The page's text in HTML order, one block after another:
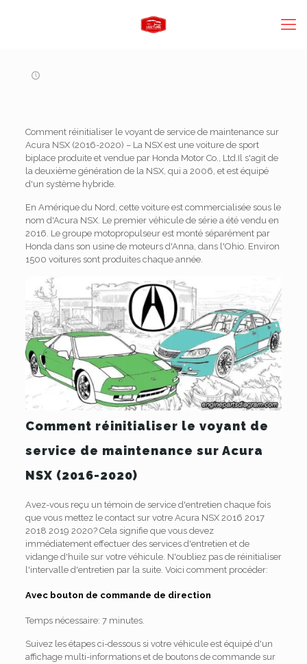
Comment réinitialiser le voyant de service de maintenance sur
Acura NSX (2016-2020) – La NSX est une voiture de sport
biplace produite et vendue par Honda Motor Co., Ltd.Il s'agit de
la deuxième génération de la NSX, qui a 2006, et est équipé
d'un système hybride.
En Amérique du Nord, cette voiture est commercialisée sous le
nom d'Acura NSX. Le premier véhicule de série a été vendu en
2016. Le groupe motopropulseur est monté séparément par
Honda dans son usine de moteurs d'Anna, dans l'Ohio. Environ
1500 voitures sont produites chaque année.
Comment réinitialiser le voyant de
service de maintenance sur Acura
NSX (2016-2020)
Avez-vous reçu un témoin de service d'entretien chaque fois
que vous mettez le contact sur votre Acura NSX 2016 2017
2018 2019 2020? Cela signifie que vous devez
immédiatement effectuer des services d'entretien et de
vidange d'huile sur votre véhicule. N'oubliez pas de réinitialiser
l'intervalle d'entretien par la suite. Voici comment procéder:
Avec bouton de commande de direction
Temps nécessaire: 7 minutes.
Suivez les étapes ci-dessous si votre véhicule est équipé d'un
affichage multi-informations et de boutons de commande sur